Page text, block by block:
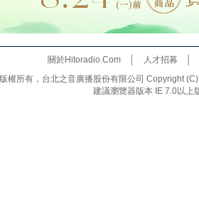
關於Hitoradio.Com│ 人才招募
版權所有，台北之音廣播股份有限公司 Copyright
建議瀏覽器版本 IE 7.0以上